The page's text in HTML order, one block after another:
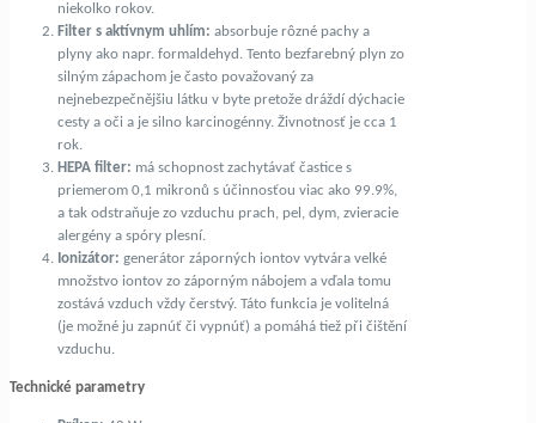
niekolko rokov.
Filter s aktívnym uhlím: absorbuje rôzné pachy a
plyny ako napr. formaldehyd. Tento bezfarebný plyn zo
silným zápachom je často považovaný za
nejnebezpečnějšiu látku v byte pretože dráždí dýchacie
cesty a oči a je silno karcinogénny. Živnotnosť je cca 1
rok.
HEPA filter: má schopnost zachytávať častice s
priemerom 0,1 mikronů s účinnosťou viac ako 99.9%,
a tak odstraňuje zo vzduchu prach, pel, dym, zvieracie
alergény a spóry plesní.
Ionizátor: generátor záporných iontov vytvára velké
množstvo iontov zo záporným nábojem a vďala tomu
zostává vzduch vždy čerstvý. Táto funkcia je volitelná
(je možné ju zapnúť či vypnúť) a pomáhá tiež při čištění
vzduchu.
Technické parametry